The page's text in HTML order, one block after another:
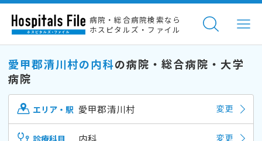
病院・総合病院検索なら
ホスピタルズ・ファイル
愛甲郡清川村の内科の病院・総合病院・大学
病院
エリア・駅 愛甲郡清川村 変更
診療科目 内科 変更